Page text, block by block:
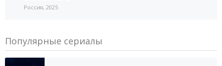
Россия, 2025
Популярные сериалы